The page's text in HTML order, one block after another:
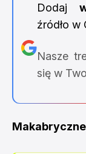
Dodaj
źródło w
Nasze
się w